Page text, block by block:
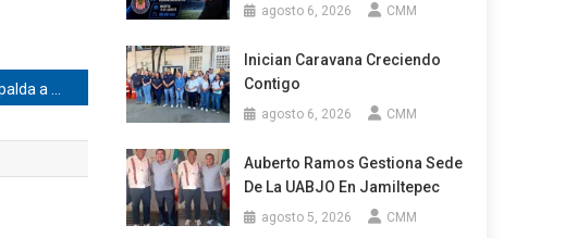
agosto 6, 2026 CMM
Inician Caravana Creciendo
Contigo
agosto 6, 2026 CMM
Auberto Ramos Gestiona Sede
De La UABJO En Jamiltepec
agosto 5, 2026 CMM